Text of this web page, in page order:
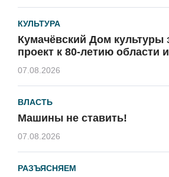
КУЛЬТУРА
Кумачёвский Дом культуры
проект к 80-летию области
07.08.2026
ВЛАСТЬ
Машины не ставить!
07.08.2026
РАЗЪЯСНЯЕМ